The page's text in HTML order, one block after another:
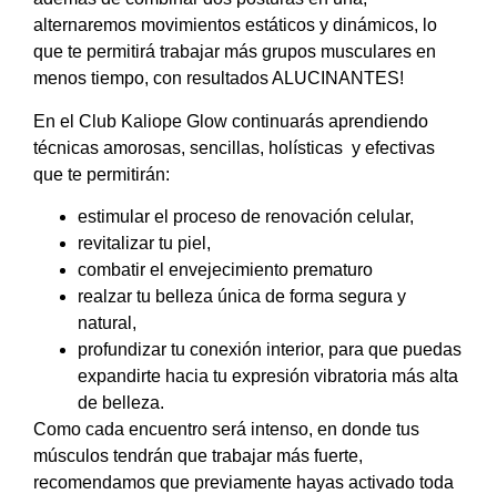
alternaremos movimientos estáticos y dinámicos, lo
que te permitirá trabajar más grupos musculares en
menos tiempo, con resultados ALUCINANTES!
En el Club Kaliope Glow continuarás aprendiendo
técnicas amorosas, sencillas, holísticas y efectivas
que te permitirán:
estimular el proceso de renovación celular,
revitalizar tu piel,
combatir el envejecimiento prematuro
realzar tu belleza única de forma segura y
natural,
profundizar tu conexión interior, para que puedas
expandirte hacia tu expresión vibratoria más alta
de belleza.
Como cada encuentro será intenso, en donde tus
músculos tendrán que trabajar más fuerte,
recomendamos que previamente hayas activado toda